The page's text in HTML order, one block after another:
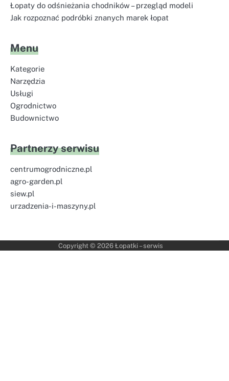
Łopaty do odśnieżania chodników – przegląd modeli
Jak rozpoznać podróbki znanych marek łopat
Menu
Kategorie
Narzędzia
Usługi
Ogrodnictwo
Budownictwo
Partnerzy serwisu
centrumogrodniczne.pl
agro-garden.pl
siew.pl
urzadzenia-i-maszyny.pl
Copyright © 2026 Łopatki – serwis